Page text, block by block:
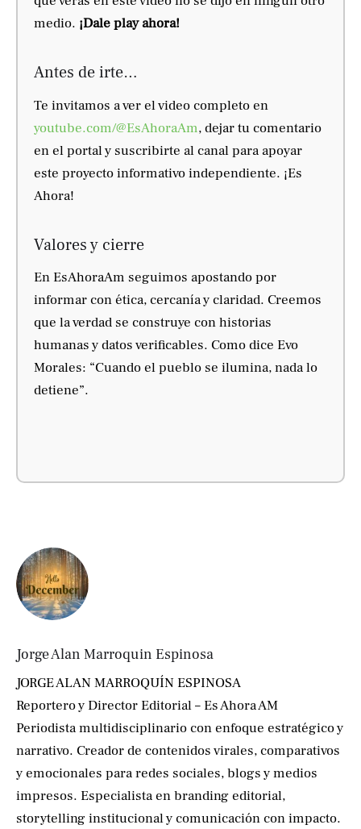
medio. ¡Dale play ahora!
Antes de irte…
Te invitamos a ver el video completo en
youtube.com/@EsAhoraAm, dejar tu comentario
en el portal y suscribirte al canal para apoyar
este proyecto informativo independiente. ¡Es
Ahora!
Valores y cierre
En EsAhoraAm seguimos apostando por
informar con ética, cercanía y claridad. Creemos
que la verdad se construye con historias
humanas y datos verificables. Como dice Evo
Morales: “Cuando el pueblo se ilumina, nada lo
detiene”.
Jorge Alan Marroquin Espinosa
JORGE ALAN MARROQUÍN ESPINOSA
Reportero y Director Editorial – Es Ahora AM
Periodista multidisciplinario con enfoque estratégico y
narrativo. Creador de contenidos virales, comparativos
y emocionales para redes sociales, blogs y medios
impresos. Especialista en branding editorial,
storytelling institucional y comunicación con impacto.